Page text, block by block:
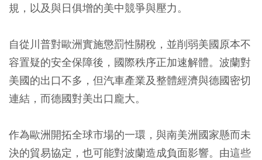
規，以及與日俱增的美中競爭與壓力。
自從川普對歐洲實施懲罰性關稅，並削弱美國原本不
容置疑的安全保障後，國際秩序正加速解體。波蘭對
美國的出口不多，但汽車產業及整體經濟與德國密切
連結，而德國對美出口龐大。
作為歐洲開拓全球市場的一環，與南美洲國家懸而未
決的貿易協定，也可能對波蘭造成負面影響。由這些